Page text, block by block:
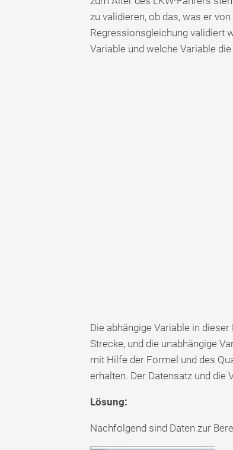
zu validieren, ob das, was er
Regressionsgleichung validiert
Variable und welche Variable
Die abhängige Variable in
Strecke, und die unabhängige
mit Hilfe der Formel und des
erhalten. Der Datensatz und die
Lösung:
Nachfolgend sind Daten zur